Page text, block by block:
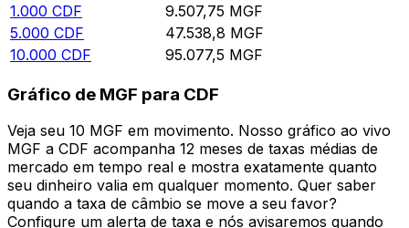
1.000 CDF 9.507,75 MGF
5.000 CDF 47.538,8 MGF
10.000 CDF 95.077,5 MGF
Gráfico de MGF para CDF
Veja seu 10 MGF em movimento. Nosso gráfico ao vivo
MGF a CDF acompanha 12 meses de taxas médias de
mercado em tempo real e mostra exatamente quanto
seu dinheiro valia em qualquer momento. Quer saber
quando a taxa de câmbio se move a seu favor?
Configure um alerta de taxa e nós avisaremos quando